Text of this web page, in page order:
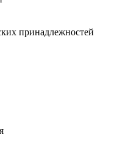
принадлежностей